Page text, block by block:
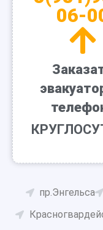
06-
пр.Энгельса